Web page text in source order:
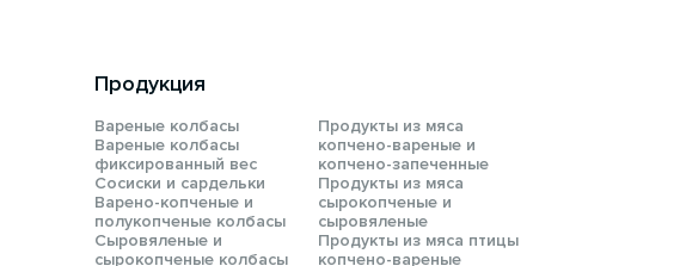
Продукция
Вареные колбасы
Вареные колбасы
фиксированный вес
Сосиски и сардельки
Варено-копченые и
полукопченые колбасы
Сыровяленые и
сырокопченые колбасы
Продукты из мяса
копчено-вареные и
копчено-запеченные
Продукты из мяса
сырокопченые и
сыровяленые
Продукты из мяса птицы
копчено-вареные